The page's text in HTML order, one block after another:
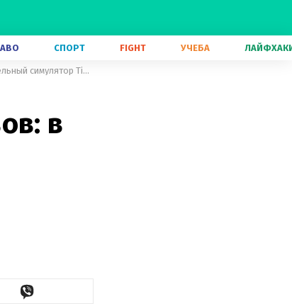
СПОРТ FIGHT УЧЕБА
Более 90% положительных отзывов: в Steam вышел интересный градостроительный симулятор Timberborn
в